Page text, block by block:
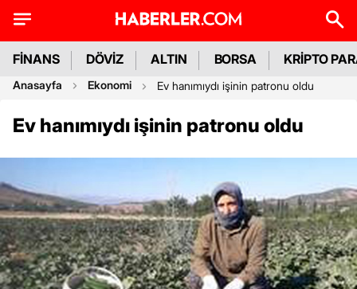
FİNANS DÖVİZ ALTIN BORSA KRİPTO
Anasayfa Ekonomi Ev hanımıydı işinin patronu oldu
Ev hanımıydı işinin patronu oldu